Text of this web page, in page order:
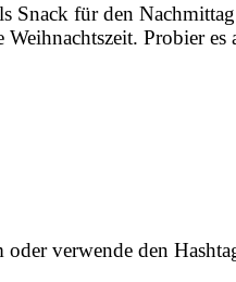
Snack für den
Probier es
oder verwende den